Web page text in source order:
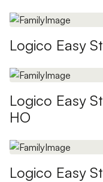
Logico Easy
Logico Easy
HO
Logico Easy